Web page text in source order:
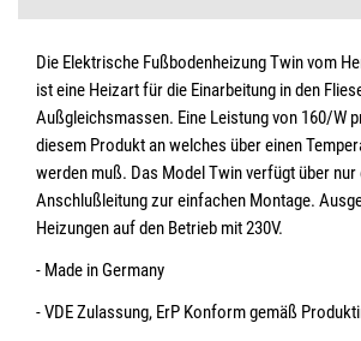
Die Elektrische Fußbodenheizung Twin vom
ist eine Heizart für die Einarbeitung in den
Außgleichsmassen. Eine Leistung von 160/W
diesem Produkt an welches über einen
werden muß. Das Model Twin verfügt über nur
Anschlußleitung zur einfachen Montage.
Heizungen auf den Betrieb mit 230V.
- Made in Germany
- VDE Zulassung, ErP Konform gemäß